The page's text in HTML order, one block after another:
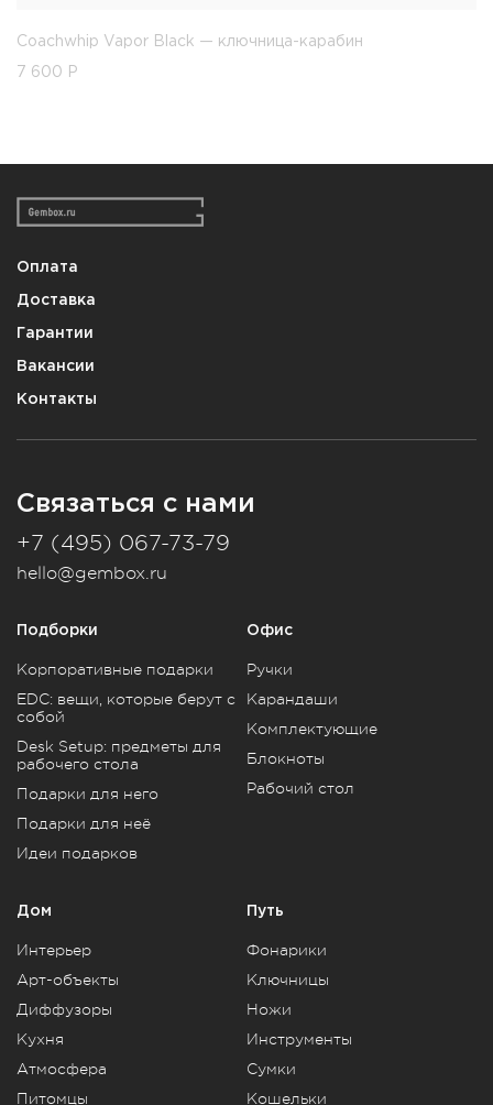
Coachwhip Vapor Black — ключница-карабин
7 600 Р
Оплата
Доставка
Гарантии
Вакансии
Контакты
Связаться с нами
+7 (495) 067-73-79
hello@gembox.ru
Подборки
Корпоративные подарки
EDC: вещи, которые берут с
собой
Desk Setup: предметы для
рабочего стола
Подарки для него
Подарки для неё
Идеи подарков
Офис
Ручки
Карандаши
Комплектующие
Блокноты
Рабочий стол
Дом
Интерьер
Арт-объекты
Диффузоры
Кухня
Атмосфера
Питомцы
Путь
Фонарики
Ключницы
Ножи
Инструменты
Сумки
Кошельки